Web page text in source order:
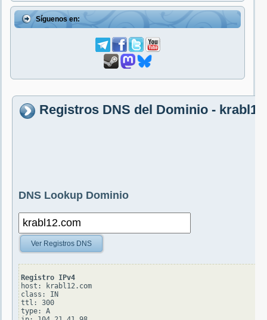
Síguenos en:
Registros DNS del Dominio -
DNS Lookup Dominio
Ver Registros DNS
Registro IPv4
host: krabl12.com
class: IN
ttl: 300
type: A